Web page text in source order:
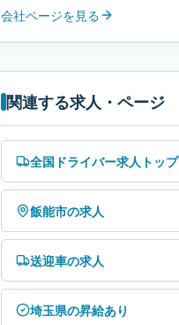
会社ページを見る
関連する求人・ページ
全国ドライバー求人トップ
飯能市の求人
送迎車の求人
埼玉県の昇給あり